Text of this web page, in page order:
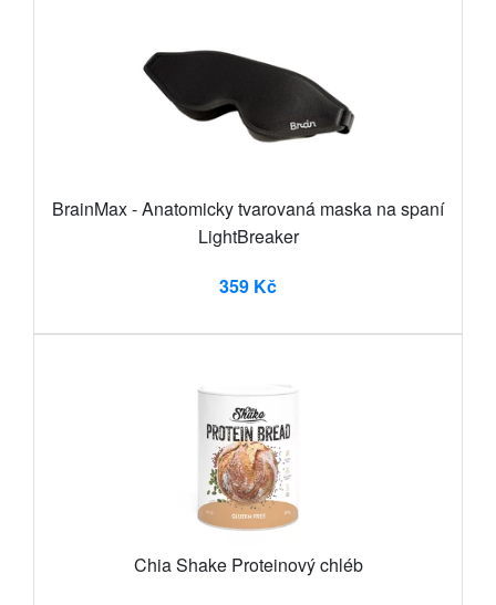
BrainMax - Anatomicky tvarovaná maska na spaní
LightBreaker
359 Kč
Chia Shake Proteinový chléb